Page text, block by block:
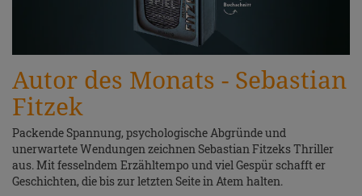
Autor des Monats - Sebastian
Fitzek
Packende Spannung, psychologische Abgründe und
unerwartete Wendungen zeichnen Sebastian Fitzeks Thriller
aus. Mit fesselndem Erzähltempo und viel Gespür schafft er
Geschichten, die bis zur letzten Seite in Atem halten.